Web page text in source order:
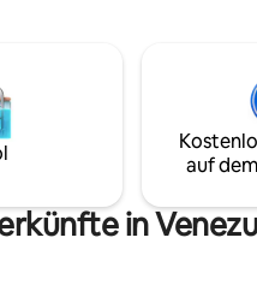
Familien, die den Morrocoy-
möchten. Erlebe
Entdeckung in
auf
in